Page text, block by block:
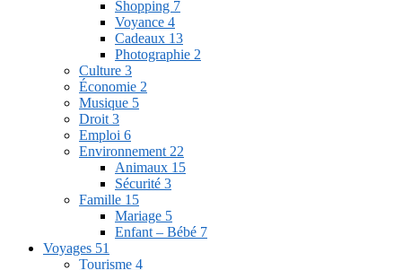
Shopping 7
Voyance 4
Cadeaux 13
Photographie 2
Culture 3
Économie 2
Musique 5
Droit 3
Emploi 6
Environnement 22
Animaux 15
Sécurité 3
Famille 15
Mariage 5
Enfant – Bébé 7
Voyages 51
Tourisme 4